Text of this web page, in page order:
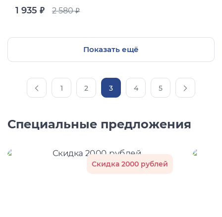
1 935 руб. 2 580руб.
Показать ещё
1 2 3 4 5
Специальные предложения
Скидка 2000 рублей